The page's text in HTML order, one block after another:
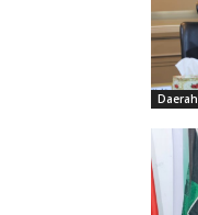
Daerah